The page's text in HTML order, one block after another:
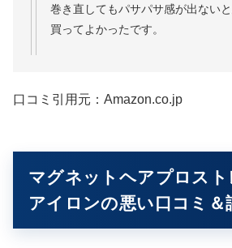
巻き直してもパサパサ感が出ないと
買ってよかったです。
口コミ引用元：Amazon.co.jp
マグネットヘアプロスト
アイロンの悪い口コミ＆